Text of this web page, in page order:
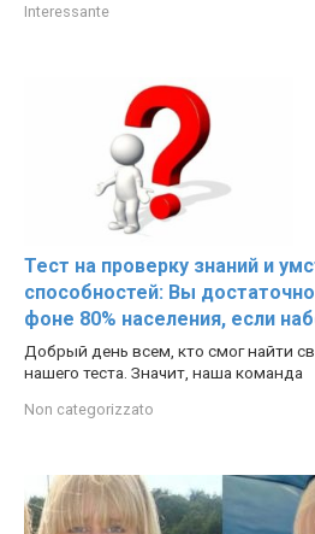
Interessante
Тест на проверку знаний и
способностей: Вы
фоне 80% населения, если
Добрый день всем, кто смог найти
нашего теста. Значит, наша команда
Non categorizzato